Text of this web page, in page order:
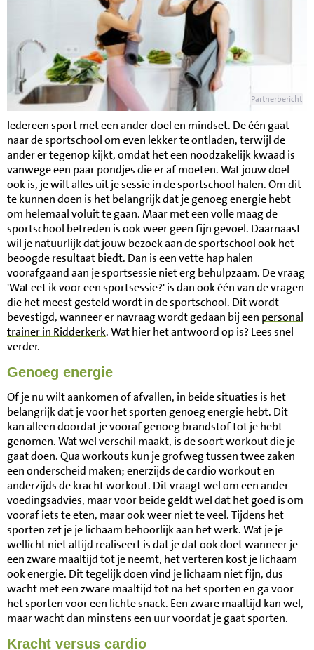
Partnerbericht
Iedereen sport met een ander doel en mindset. De één gaat
naar de sportschool om even lekker te ontladen, terwijl de
ander er tegenop kijkt, omdat het een noodzakelijk kwaad is
vanwege een paar pondjes die er af moeten. Wat jouw doel
ook is, je wilt alles uit je sessie in de sportschool halen. Om dit
te kunnen doen is het belangrijk dat je genoeg energie hebt
om helemaal voluit te gaan. Maar met een volle maag de
sportschool betreden is ook weer geen fijn gevoel. Daarnaast
wil je natuurlijk dat jouw bezoek aan de sportschool ook het
beoogde resultaat biedt. Dan is een vette hap halen
voorafgaand aan je sportsessie niet erg behulpzaam. De vraag
'Wat eet ik voor een sportsessie?' is dan ook één van de vragen
die het meest gesteld wordt in de sportschool. Dit wordt
bevestigd, wanneer er navraag wordt gedaan bij een personal
trainer in Ridderkerk. Wat hier het antwoord op is? Lees snel
verder.
Genoeg energie
Of je nu wilt aankomen of afvallen, in beide situaties is het
belangrijk dat je voor het sporten genoeg energie hebt. Dit
kan alleen doordat je vooraf genoeg brandstof tot je hebt
genomen. Wat wel verschil maakt, is de soort workout die je
gaat doen. Qua workouts kun je grofweg tussen twee zaken
een onderscheid maken; enerzijds de cardio workout en
anderzijds de kracht workout. Dit vraagt wel om een ander
voedingsadvies, maar voor beide geldt wel dat het goed is om
vooraf iets te eten, maar ook weer niet te veel. Tijdens het
sporten zet je je lichaam behoorlijk aan het werk. Wat je je
wellicht niet altijd realiseert is dat je dat ook doet wanneer je
een zware maaltijd tot je neemt, het verteren kost je lichaam
ook energie. Dit tegelijk doen vind je lichaam niet fijn, dus
wacht met een zware maaltijd tot na het sporten en ga voor
het sporten voor een lichte snack. Een zware maaltijd kan wel,
maar wacht dan minstens een uur voordat je gaat sporten.
Kracht versus cardio